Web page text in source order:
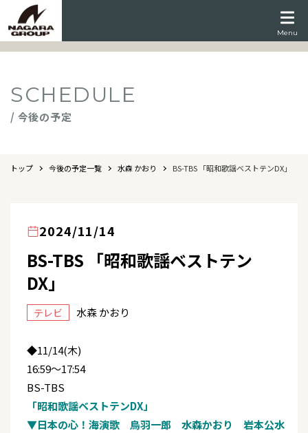
Menu
SCHEDULE
/ 今後の予定
トップ 今後の予定一覧 水森 かおり BS-TBS 「昭和歌謡ベストテンDX」
2024/11/14
BS-TBS 「昭和歌謡ベストテン
DX」
テレビ 水森 かおり
◆11/14(木)
16:59～17:54
BS-TBS
「昭和歌謡ベストテンDX」
▼日本の心！海演歌 鳥羽一郎 水森かおり 岩本公水